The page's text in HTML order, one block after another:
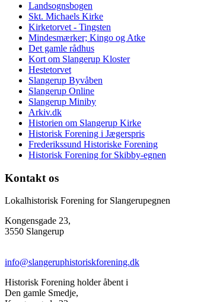
Landsognsbogen
Skt. Michaels Kirke
Kirketorvet - Tingsten
Mindesmærker; Kingo og Atke
Det gamle rådhus
Kort om Slangerup Kloster
Hestetorvet
Slangerup Byvåben
Slangerup Online
Slangerup Miniby
Arkiv.dk
Historien om Slangerup Kirke
Historisk Forening i Jægerspris
Frederikssund Historiske Forening
Historisk Forening for Skibby-egnen
Kontakt os
Lokalhistorisk Forening for Slangerupegnen
Kongensgade 23,
3550 Slangerup
info@slangeruphistoriskforening.dk
Historisk Forening holder åbent i
Den gamle Smedje,